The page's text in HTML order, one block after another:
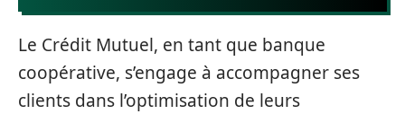
Le Crédit Mutuel, en tant que banque
coopérative, s’engage à accompagner ses
clients dans l’optimisation de leurs